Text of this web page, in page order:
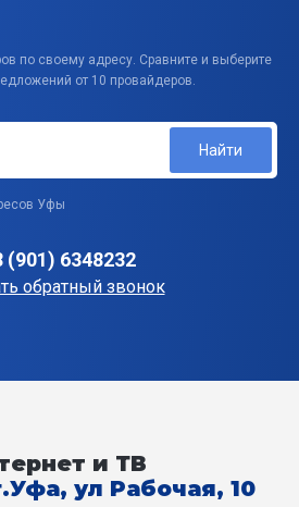
по своему адресу. Сравните и выберите
от 10 провайдеров.
Найти
Уфы
(901) 6348232
обратный звонок
и ТВ
ул Рабочая, 10